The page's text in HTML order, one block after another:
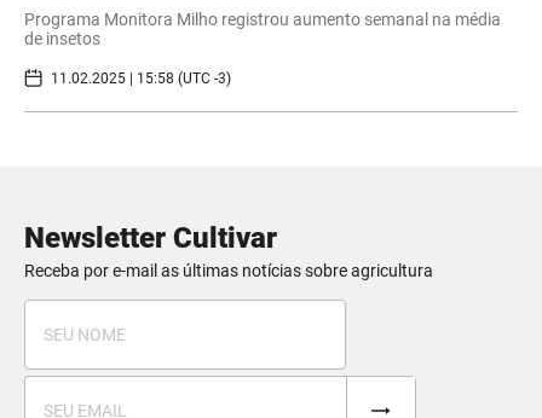
Programa Monitora Milho registrou aumento semanal na média
de insetos
11.02.2025 | 15:58 (UTC -3)
Newsletter Cultivar
Receba por e-mail as últimas notícias sobre agricultura